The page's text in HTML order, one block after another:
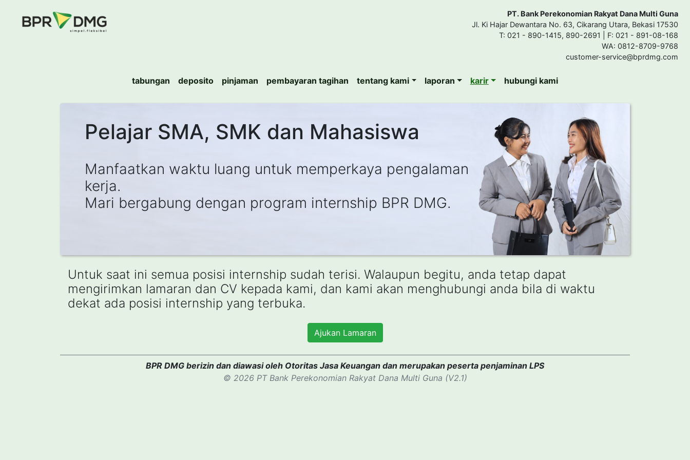
PT. Bank Perekonomian Rakyat Dana Multi Guna
Jl. Ki Hajar Dewantara No. 63, Cikarang Utara, Bekasi 17530
T: 021 - 890-1415, 890-2691 | F: 021 - 891-08-168
WA: 0812-8709-9768
customer-service@bprdmg.com
tabungan deposito pinjaman pembayaran tagihan tentang kami laporan karir hubungi kami
Pelajar SMA, SMK dan Mahasiswa
Manfaatkan waktu luang untuk memperkaya pengalaman
kerja.
Mari bergabung dengan program internship BPR DMG.
Untuk saat ini semua posisi internship sudah terisi. Walaupun begitu, anda tetap dapat
mengirimkan lamaran dan CV kepada kami, dan kami akan menghubungi anda bila di waktu
dekat ada posisi internship yang terbuka.
Ajukan Lamaran
BPR DMG berizin dan diawasi oleh Otoritas Jasa Keuangan dan merupakan peserta penjaminan LPS
© 2026 PT Bank Perekonomian Rakyat Dana Multi Guna (V2.1)